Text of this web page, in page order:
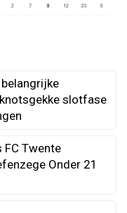
slotfase
Twente
Onder 21